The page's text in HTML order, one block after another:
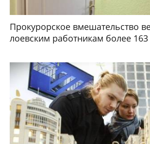
Прокурорское вмешательство
лоевским работникам более